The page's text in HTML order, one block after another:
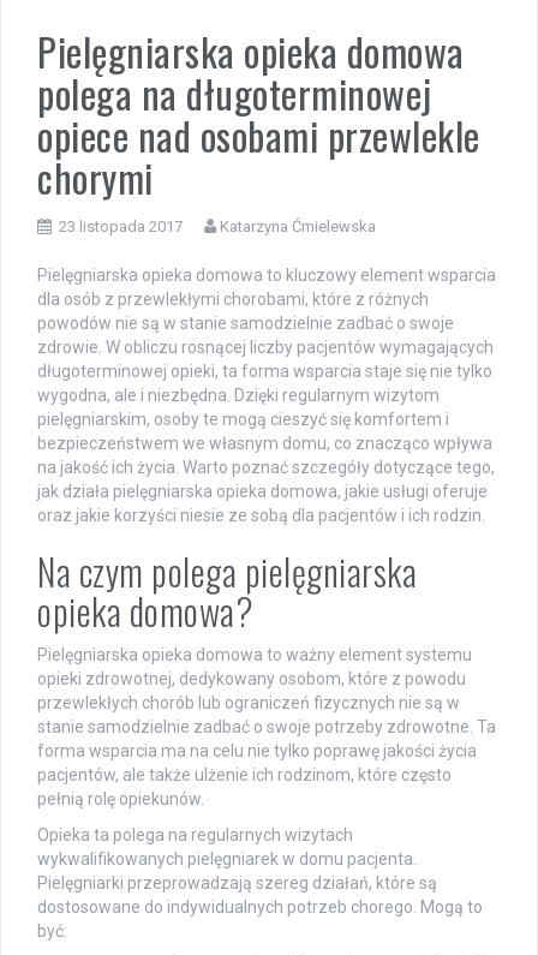
Pielęgniarska opieka domowa
polega na długoterminowej
opiece nad osobami przewlekle
chorymi
23 listopada 2017 Katarzyna Ćmielewska
Pielęgniarska opieka domowa to kluczowy element wsparcia
dla osób z przewlekłymi chorobami, które z różnych
powodów nie są w stanie samodzielnie zadbać o swoje
zdrowie. W obliczu rosnącej liczby pacjentów wymagających
długoterminowej opieki, ta forma wsparcia staje się nie tylko
wygodna, ale i niezbędna. Dzięki regularnym wizytom
pielęgniarskim, osoby te mogą cieszyć się komfortem i
bezpieczeństwem we własnym domu, co znacząco wpływa
na jakość ich życia. Warto poznać szczegóły dotyczące tego,
jak działa pielęgniarska opieka domowa, jakie usługi oferuje
oraz jakie korzyści niesie ze sobą dla pacjentów i ich rodzin.
Na czym polega pielęgniarska
opieka domowa?
Pielęgniarska opieka domowa to ważny element systemu
opieki zdrowotnej, dedykowany osobom, które z powodu
przewlekłych chorób lub ograniczeń fizycznych nie są w
stanie samodzielnie zadbać o swoje potrzeby zdrowotne. Ta
forma wsparcia ma na celu nie tylko poprawę jakości życia
pacjentów, ale także ulżenie ich rodzinom, które często
pełnią rolę opiekunów.
Opieka ta polega na regularnych wizytach
wykwalifikowanych pielęgniarek w domu pacjenta.
Pielęgniarki przeprowadzają szereg działań, które są
dostosowane do indywidualnych potrzeb chorego. Mogą to
być: